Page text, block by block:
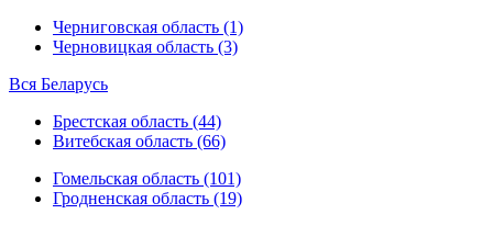
Черниговская область (1)
Черновицкая область (3)
Вся Беларусь
Брестская область (44)
Витебская область (66)
Гомельская область (101)
Гродненская область (19)